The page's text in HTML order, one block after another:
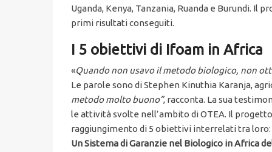
Uganda, Kenya, Tanzania, Ruanda e Burundi.
primi risultati conseguiti.
I 5 obiettivi di Ifoam in Africa
«Quando non usavo il metodo biologico, non
Le parole sono di Stephen Kinuthia Karanja,
metodo molto buono”, racconta. La sua
le attività svolte nell’ambito di OTEA. Il
raggiungimento di 5 obiettivi interrelati tra loro:
Un Sistema di Garanzie nel Biologico in Africa